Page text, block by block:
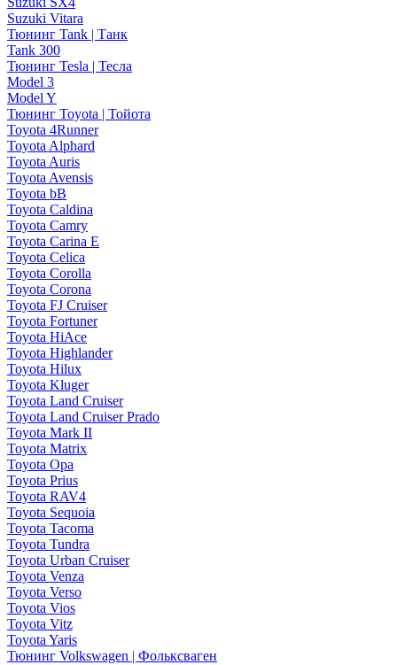
Suzuki Vitara
Тюнинг Tank | Танк
Tank 300
Тюнинг Tesla | Тесла
Model 3
Model Y
Тюнинг Toyota | Тойота
Toyota 4Runner
Toyota Alphard
Toyota Auris
Toyota Avensis
Toyota bB
Toyota Caldina
Toyota Camry
Toyota Carina E
Toyota Celica
Toyota Corolla
Toyota Corona
Toyota FJ Cruiser
Toyota Fortuner
Toyota HiAce
Toyota Highlander
Toyota Hilux
Toyota Kluger
Toyota Land Cruiser
Toyota Land Cruiser Prado
Toyota Mark II
Toyota Matrix
Toyota Opa
Toyota Prius
Toyota RAV4
Toyota Sequoia
Toyota Tacoma
Toyota Tundra
Toyota Urban Cruiser
Toyota Venza
Toyota Verso
Toyota Vios
Toyota Vitz
Toyota Yaris
Тюнинг Volkswagen | Фольксваген